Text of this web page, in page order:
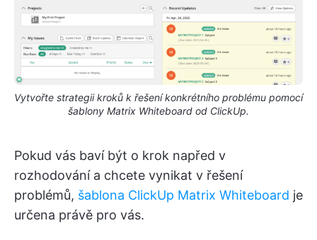
Vytvořte strategii kroků k řešení konkrétního problému pomocí
šablony Matrix Whiteboard od ClickUp.
Pokud vás baví být o krok napřed v
rozhodování a chcete vynikat v řešení
problémů, šablona ClickUp Matrix Whiteboard je
určena právě pro vás.